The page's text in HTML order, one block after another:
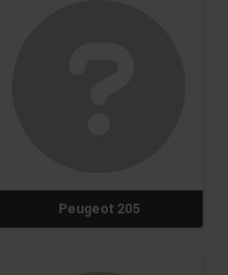
Peugeot 205